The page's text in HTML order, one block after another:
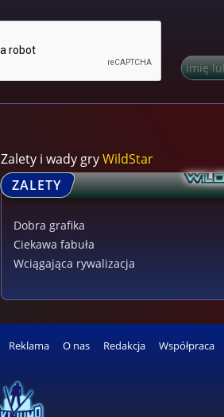
Zalety i wady gryWildStar
ZALETY
Dobra grafika
Ciekawa fabuła
Wciągająca rywalizacja
Reklama O nas Redakcja Współpraca